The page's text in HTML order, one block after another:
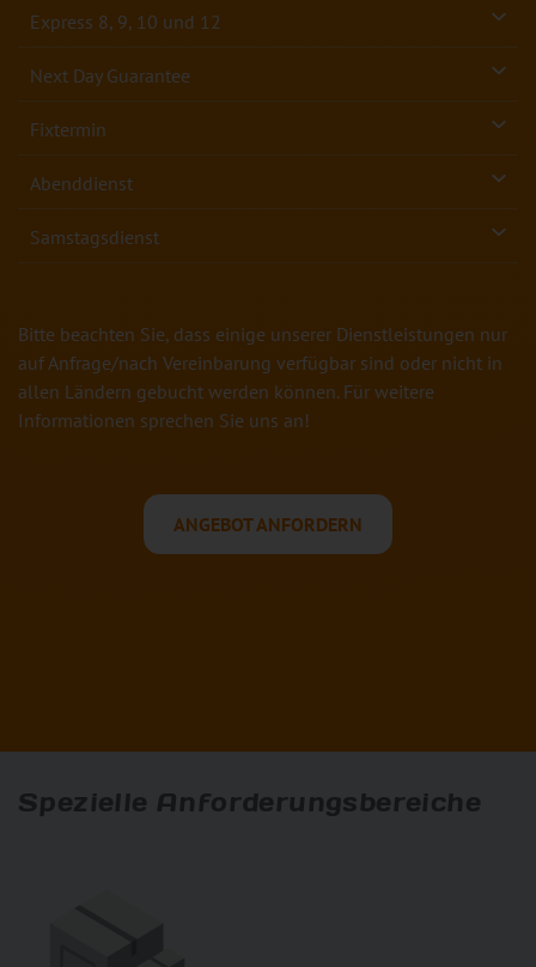
Express 8, 9, 10 und 12
Next Day Guarantee
Fixtermin
Abenddienst
Samstagsdienst
Bitte beachten Sie, dass einige unserer Dienstleistungen nur
auf Anfrage/nach Vereinbarung verfügbar sind oder nicht in
allen Ländern gebucht werden können. Für weitere
Informationen sprechen Sie uns an!
ANGEBOT ANFORDERN
Spezielle Anforderungsbereiche